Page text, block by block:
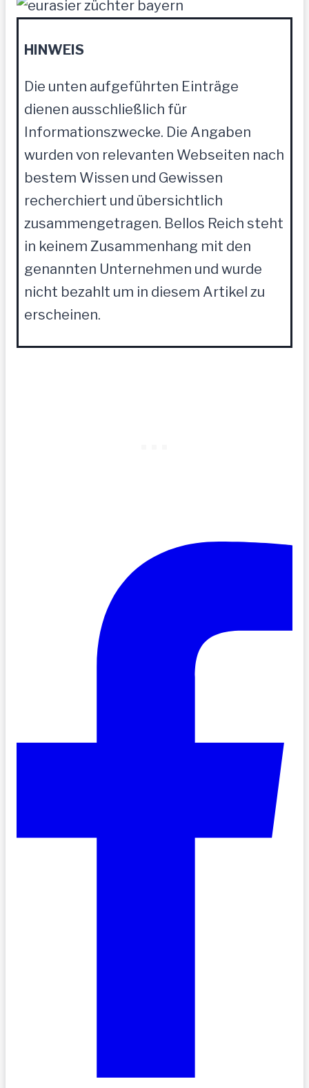
HINWEIS
Die unten aufgeführten Einträge
dienen ausschließlich für
Informationszwecke. Die Angaben
wurden von relevanten Webseiten nach
bestem Wissen und Gewissen
recherchiert und übersichtlich
zusammengetragen. Bellos Reich steht
in keinem Zusammenhang mit den
genannten Unternehmen und wurde
nicht bezahlt um in diesem Artikel zu
erscheinen.